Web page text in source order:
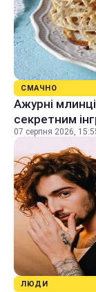
СМАЧНО
Ажурні
секретним
07 серпня 2026,
ЛЮДИ